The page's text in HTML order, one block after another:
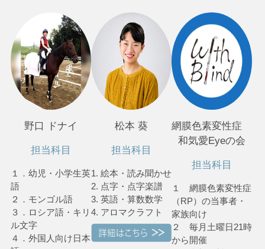
野口 ドナイ
担当科目
１．幼児・小学生英
語
２．モンゴル語
３．ロシア語・キリ
ル文字
４．外国人向け日本
松本 葵
担当科目
1. 絵本・読み聞かせ
2. 点字・点字楽譜
3. 英語・算数数学
4. アロマクラフト
網膜色素変性症
和気愛Eyeの会
担当科目
１ 網膜色素変性症
（RP）の当事者・
家族向け
２ 毎月土曜日21時
から開催